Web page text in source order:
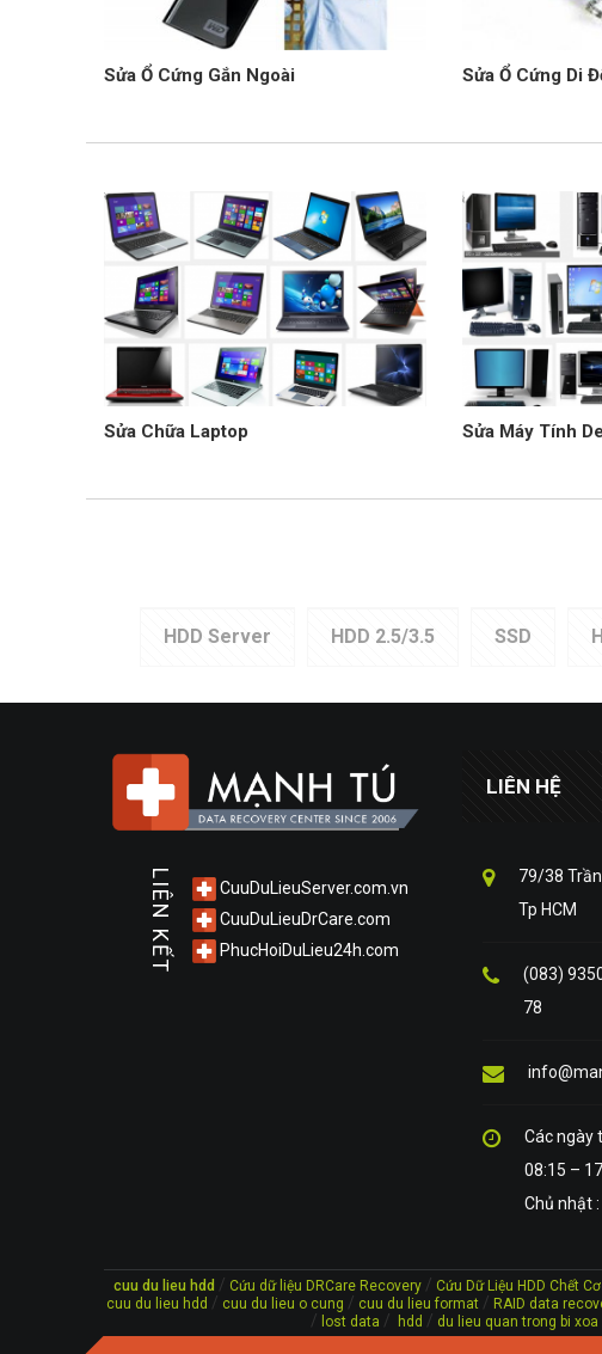
Sửa Ổ Cứng Gắn Ngoài Sửa Ổ Cứng Di
Sửa Chữa Laptop Sửa Máy Tính
HDD Server HDD 2.5/3.5 SSD
LIÊN KẾT
CuuDuLieuServer.com.vn
CuuDuLieuDrCare.com
PhucHoiDuLieu24h.com
LIÊN HỆ
79/38
Tp HCM
(083)
78
Các ngày
08:15 –
Chủ nhật
cuu du lieu hdd / Cứu dữ liệu DRCare Recovery / Cứu Dữ Liệu HDD Chết Cơ
cuu du lieu hdd / cuu du lieu o cung / cuu du lieu format / RAID data
/ lost data / hdd / du lieu quan trong bi xoa